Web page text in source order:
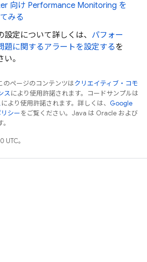
向け Performance Monitoring を
みる
設定について詳しくは、 パフォー
題に関するアラートを設定するを
。
のページのコンテンツはクリエイティブ・コモ
スにより使用許諾されます。コードサンプルは
により使用許諾されます。詳しくは、 Google
シーをご覧ください。Java は Oracle および
。